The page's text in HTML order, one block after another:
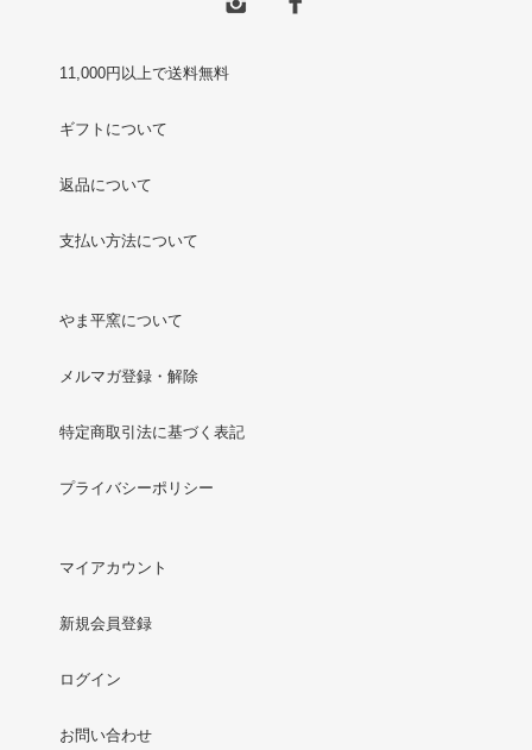
11,000円以上で送料無料
ギフトについて
返品について
支払い方法について
やま平窯について
メルマガ登録・解除
特定商取引法に基づく表記
プライバシーポリシー
マイアカウント
新規会員登録
ログイン
お問い合わせ